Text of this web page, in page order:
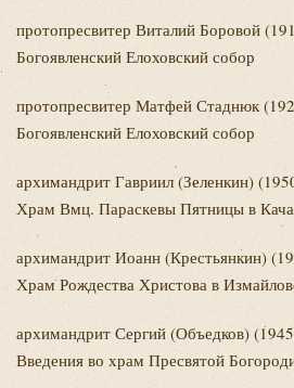
протопресвитер Виталий Боровой
Богоявленский Елоховский собор
протопресвитер Матфей Стаднюк
Богоявленский Елоховский собор
архимандрит Гавриил(Зеленкин)
Храм Вмц. Параскевы Пятницы в
архимандрит Иоанн(Крестьянкин)
Храм Рождества Христова в
архимандрит Сергий (Объедков)
Введения во храм Пресвятой